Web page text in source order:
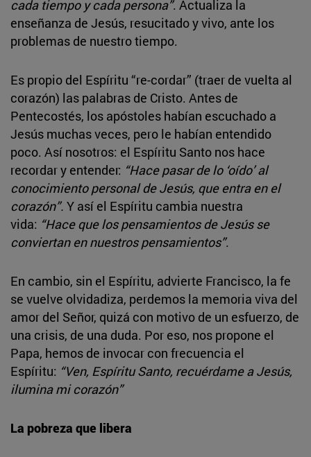
cada tiempo y cada persona”. Actualiza la
enseñanza de Jesús, resucitado y vivo, ante los
problemas de nuestro tiempo.
Es propio del Espíritu “re-cordar” (traer de vuelta al
corazón) las palabras de Cristo. Antes de
Pentecostés, los apóstoles habían escuchado a
Jesús muchas veces, pero le habían entendido
poco. Así nosotros: el Espíritu Santo nos hace
recordar y entender: “Hace pasar de lo ‘oído’ al
conocimiento personal de Jesús, que entra en el
corazón”. Y así el Espíritu cambia nuestra
vida: “Hace que los pensamientos de Jesús se
conviertan en nuestros pensamientos”.
En cambio, sin el Espíritu, advierte Francisco, la fe
se vuelve olvidadiza, perdemos la memoria viva del
amor del Señor, quizá con motivo de un esfuerzo, de
una crisis, de una duda. Por eso, nos propone el
Papa, hemos de invocar con frecuencia el
Espíritu: “Ven, Espíritu Santo, recuérdame a Jesús,
ilumina mi corazón”
La pobreza que libera